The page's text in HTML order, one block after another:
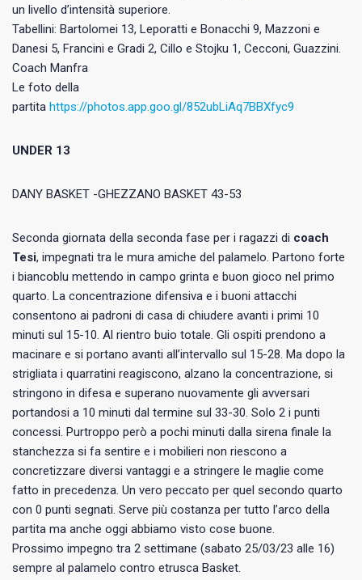
un livello d’intensità superiore.
Tabellini: Bartolomei 13, Leporatti e Bonacchi 9, Mazzoni e
Danesi 5, Francini e Gradi 2, Cillo e Stojku 1, Cecconi, Guazzini.
Coach Manfra
Le foto della
partita https://photos.app.goo.gl/852ubLiAq7BBXfyc9
UNDER 13
DANY BASKET -GHEZZANO BASKET 43-53
Seconda giornata della seconda fase per i ragazzi di coach
Tesi, impegnati tra le mura amiche del palamelo. Partono forte
i biancoblu mettendo in campo grinta e buon gioco nel primo
quarto. La concentrazione difensiva e i buoni attacchi
consentono ai padroni di casa di chiudere avanti i primi 10
minuti sul 15-10. Al rientro buio totale. Gli ospiti prendono a
macinare e si portano avanti all’intervallo sul 15-28. Ma dopo la
strigliata i quarratini reagiscono, alzano la concentrazione, si
stringono in difesa e superano nuovamente gli avversari
portandosi a 10 minuti dal termine sul 33-30. Solo 2 i punti
concessi. Purtroppo però a pochi minuti dalla sirena finale la
stanchezza si fa sentire e i mobilieri non riescono a
concretizzare diversi vantaggi e a stringere le maglie come
fatto in precedenza. Un vero peccato per quel secondo quarto
con 0 punti segnati. Serve più costanza per tutto l’arco della
partita ma anche oggi abbiamo visto cose buone.
Prossimo impegno tra 2 settimane (sabato 25/03/23 alle 16)
sempre al palamelo contro etrusca Basket.